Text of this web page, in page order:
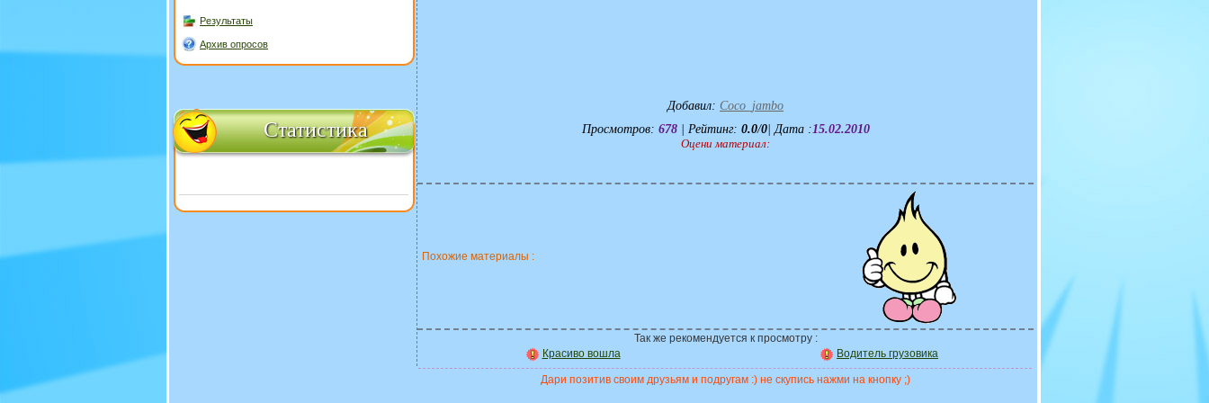
Результаты
Архив опросов
Статистика
Добавил: Coco_jambo
Просмотров: 678| Рейтинг: 0.0/0| Дата :15.02.2010
Оцени материал:
Похожие материалы :
Так же рекомендуется к просмотру :
Красиво вошла
Водитель грузовика
Дари позитив своим друзьям и подругам :) не скупись нажми на кнопку ;)